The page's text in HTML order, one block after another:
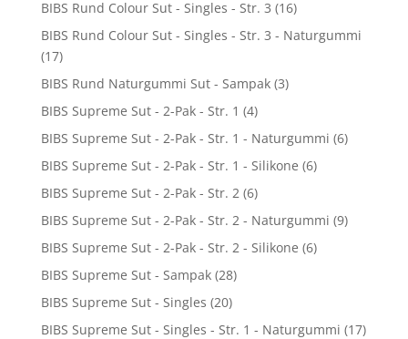
BIBS Rund Colour Sut - Singles - Str. 3 (16)
BIBS Rund Colour Sut - Singles - Str. 3 - Naturgummi
(17)
BIBS Rund Naturgummi Sut - Sampak (3)
BIBS Supreme Sut - 2-Pak - Str. 1 (4)
BIBS Supreme Sut - 2-Pak - Str. 1 - Naturgummi (6)
BIBS Supreme Sut - 2-Pak - Str. 1 - Silikone (6)
BIBS Supreme Sut - 2-Pak - Str. 2 (6)
BIBS Supreme Sut - 2-Pak - Str. 2 - Naturgummi (9)
BIBS Supreme Sut - 2-Pak - Str. 2 - Silikone (6)
BIBS Supreme Sut - Sampak (28)
BIBS Supreme Sut - Singles (20)
BIBS Supreme Sut - Singles - Str. 1 - Naturgummi (17)